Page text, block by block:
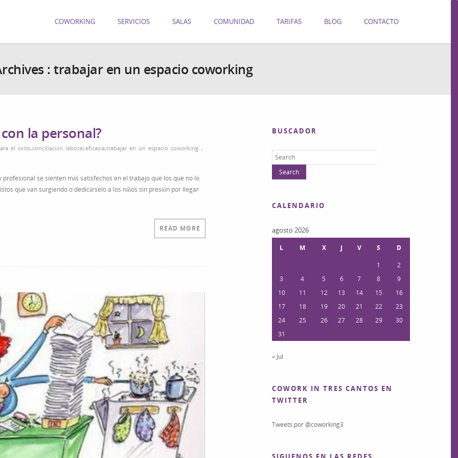
COWORKING SERVICIOS SALAS COMUNIDAD TARIFAS BLOG CONTACTO
:trabajar en un espacio coworking
la personal?
el éxito,conciliación laboral,eficacia,trabajar en un espacio coworking ,
se sienten más satisfechos en el trabajo que los que no lo
que van surgiendo o dedicárselo a los niños sin presión por llegar
READ MORE
BUSCADOR
CALENDARIO
agosto 2026
L M X J V S
D
1
2
3
4 5 6 7 8
9
10
11 12 13 14 15
16
17
18 19 20 21 22
23
24
25 26 27 28 29
30
31
« Jul
COWORK IN TRES CANTOS EN
TWITTER
Tweets por @coworking3